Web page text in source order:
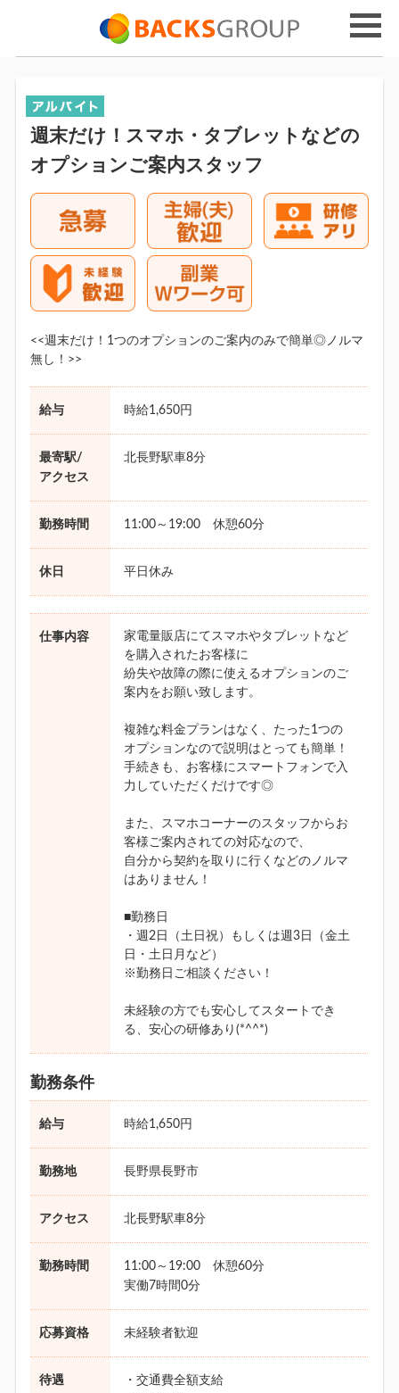
週末だけ！スマホ・タブレットなどの
オプションご案内スタッフ
<<週末だけ！1つのオプションのご案内のみで簡単◎ノルマ
無し！>>
給与 時給1,650円
最寄駅/
アクセス
北長野駅車8分
勤務時間 11:00～19:00 休憩60分
休日 平日休み
仕事内容
家電量販店にてスマホやタブレットなど
を購入されたお客様に
紛失や故障の際に使えるオプションのご
案内をお願い致します。
複雑な料金プランはなく、たった1つの
オプションなので説明はとっても簡単！
手続きも、お客様にスマートフォンで入
力していただくだけです◎
また、スマホコーナーのスタッフからお
客様ご案内されての対応なので、
自分から契約を取りに行くなどのノルマ
はありません！
■勤務日
・週2日（土日祝）もしくは週3日（金土
日・土日月など）
※勤務日ご相談ください！
未経験の方でも安心してスタートでき
る、安心の研修あり(*^^*)
勤務条件
給与 時給1,650円
勤務地 長野県長野市
アクセス 北長野駅車8分
勤務時間
11:00～19:00 休憩60分
実働7時間0分
応募資格 未経験者歓迎
待遇
・交通費全額支給